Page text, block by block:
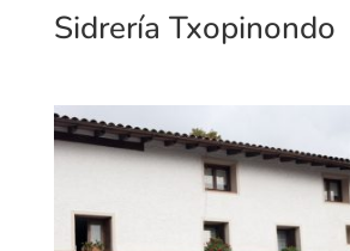
Sidrería Txopinondo